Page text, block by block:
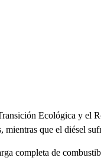
Ecológica y el
mientras que el diésel
completa de